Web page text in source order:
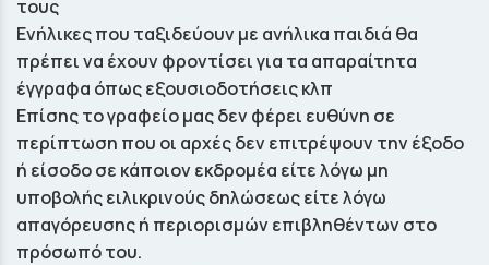
τους
Ενήλικες που ταξιδεύουν με ανήλικα παιδιά θα
πρέπει να έχουν φροντίσει για τα απαραίτητα
έγγραφα όπως εξουσιοδοτήσεις κλπ
Επίσης το γραφείο μας δεν φέρει ευθύνη σε
περίπτωση που οι αρχές δεν επιτρέψουν την έξοδο
ή είσοδο σε κάποιον εκδρομέα είτε λόγω μη
υποβολής ειλικρινούς δηλώσεως είτε λόγω
απαγόρευσης ή περιορισμών επιβληθέντων στο
πρόσωπό του.